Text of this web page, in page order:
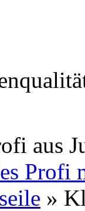
aus
Profi
»